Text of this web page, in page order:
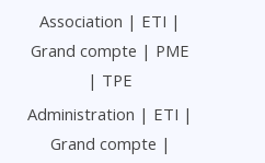
Association | ETI |
Grand compte | PME
| TPE
Administration | ETI |
Grand compte |